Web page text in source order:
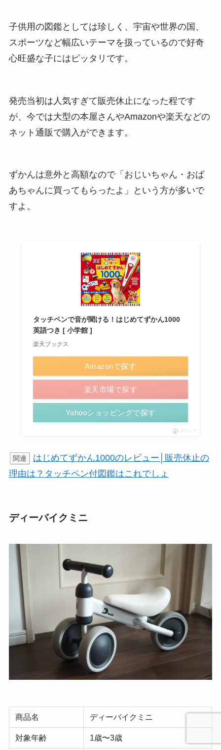
子供用の図鑑としては珍しく、宇宙や世界の国、
スポーツなど幅広いテーマを扱っているので好奇
心旺盛な子にはピッタリです。
発売当初は人気すぎて販売休止になった程です
が、今では大型の本屋さんやAmazonや楽天などの
ネット通販で購入ができます。
ずかんは意外と高額なので「おじいちゃん・おば
あちゃんに買ってもらったよ」という方が多いで
すよ。
タッチペンで音が聞ける！はじめてずかん1000
英語つき [ 小学館 ]
楽天ブックス
Amazonで探す
楽天市場で探す
Yahooショッピングで探す
ポチップ
関連
はじめてずかん1000のレビュー│販売休止の
理由は？タッチペン付図鑑はこれでしょ
ディーバイクミニ
商品名 ディーバイクミニ
対象年齢 1歳〜3歳